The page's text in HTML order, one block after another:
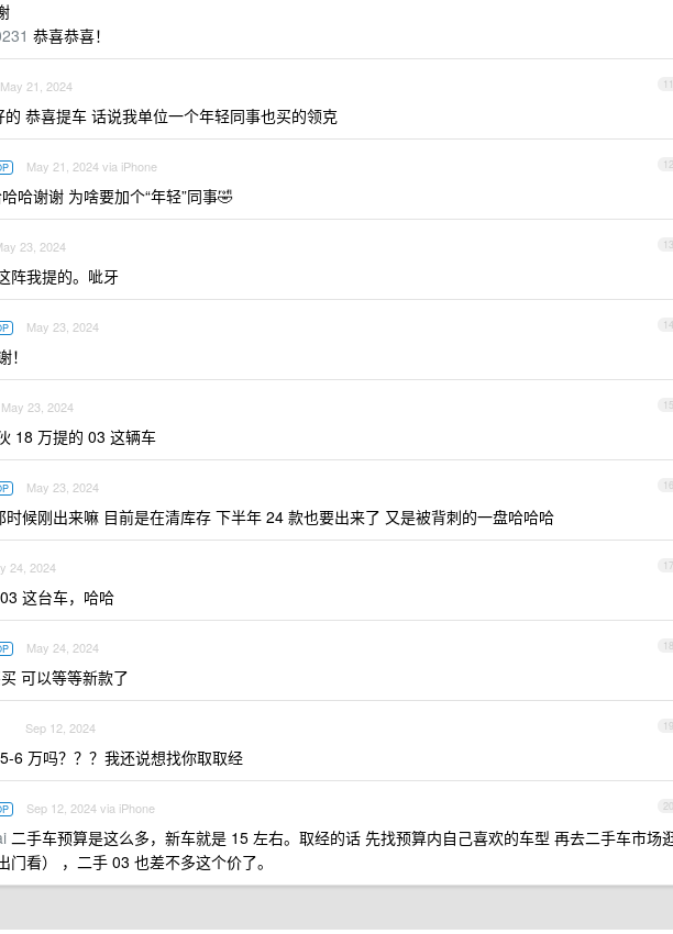
恭喜恭喜！
11
May 21, 2024
的 恭喜提车 话说我单位一个年轻同事也买的领克
12
May 21, 2024 via iPhone
哈谢谢 为啥要加个“年轻”同事🤣
13
23, 2024
阵我提的。呲牙
14
May 23, 2024
！
15
May 23, 2024
18 万提的 03 这辆车
16
May 23, 2024
时候刚出来嘛 目前是在清库存 下半年 24 款也要出来了 又是被背刺的一盘哈哈哈
17
24, 2024
这台车，哈哈
18
May 24, 2024
可以等等新款了
19
Sep 12, 2024
6 万吗？？？我还说想找你取取经
20
Sep 12, 2024 via iPhone
二手车预算是这么多，新车就是 15 左右。取经的话 先找预算内自己喜欢的车型 再去二手车市场
门看） ，二手 03 也差不多这个价了。